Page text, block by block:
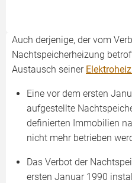
Auch derjenige, der vom
Nachtspeicherheizung
Austausch seiner
Eine vor dem ersten
aufgestellte
definierten Immobilien
nicht mehr betrieben
Das Verbot der
ersten Januar 1990